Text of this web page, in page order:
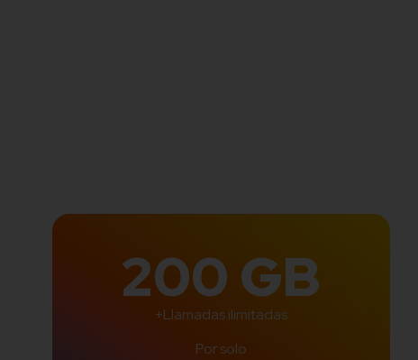
200 GB
+Llamadas ilimitadas
Por solo